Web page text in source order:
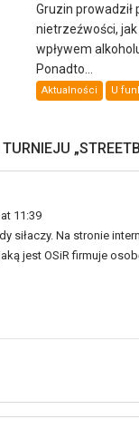
Gruzin prowadził
nietrzeźwości,
wpływem
Ponadto...
Aktualności U
11:39
siłaczy. Na stronie
jest OSiR firmuje